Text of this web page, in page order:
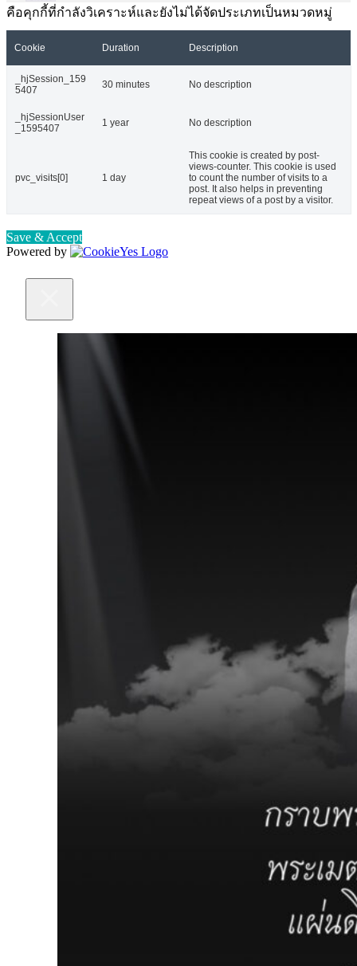
คือคุกกี้ที่กำลังวิเคราะห์และยังไม่ได้จัดประเภทเป็นหมวดหมู่
Cookie Duration Description
_hjSession_159
5407
30 minutes No description
_hjSessionUser
_1595407
1 year No description
pvc_visits[0] 1 day
This cookie is created by post-
views-counter. This cookie is used
to count the number of visits to a
post. It also helps in preventing
repeat views of a post by a visitor.
Save & Accept
Powered by